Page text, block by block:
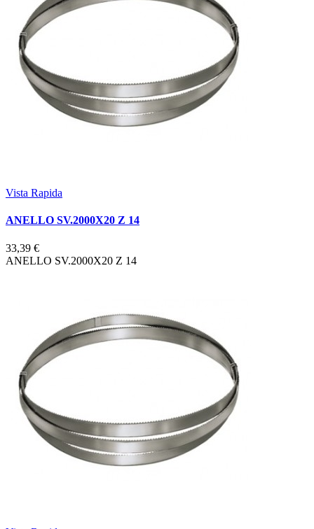
Vista Rapida
ANELLO SV.2000X20 Z 14
33,39 €
ANELLO SV.2000X20 Z 14